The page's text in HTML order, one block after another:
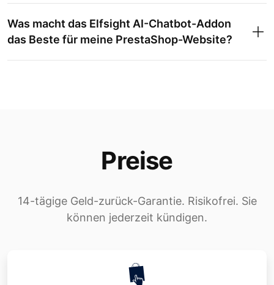
Was macht das Elfsight AI-Chatbot-Addon
das Beste für meine PrestaShop-Website?
Preise
14-tägige Geld-zurück-Garantie. Risikofrei. Sie
können jederzeit kündigen.